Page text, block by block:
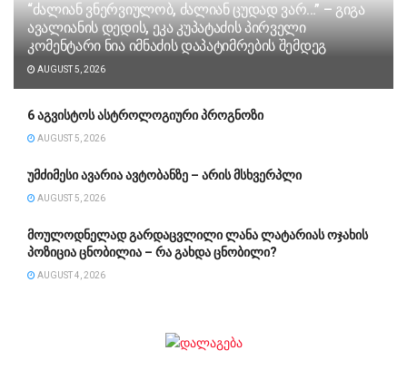
“ძა­ლი­ან ვნერ­ვი­უ­ლობ, ძა­ლი­ან ცუ­დად ვარ…” – გიგა
ავა­ლი­ა­ნის დე­დის, ეკა კუ­პა­ტა­ძის პირველი
კომენტარი ნია იმნაძის დაპატიმრების შემდეგ
AUGUST 5, 2026
6 აგვისტოს ასტროლოგიური პროგნოზი
AUGUST 5, 2026
უმძიმესი ავარია ავტობანზე – არის მსხვერპლი
AUGUST 5, 2026
მოულოდნელად გარდაცვლილი ლანა ლატარიას ოჯახის
პოზიცია ცნობილია – რა გახდა ცნობილი?
AUGUST 4, 2026